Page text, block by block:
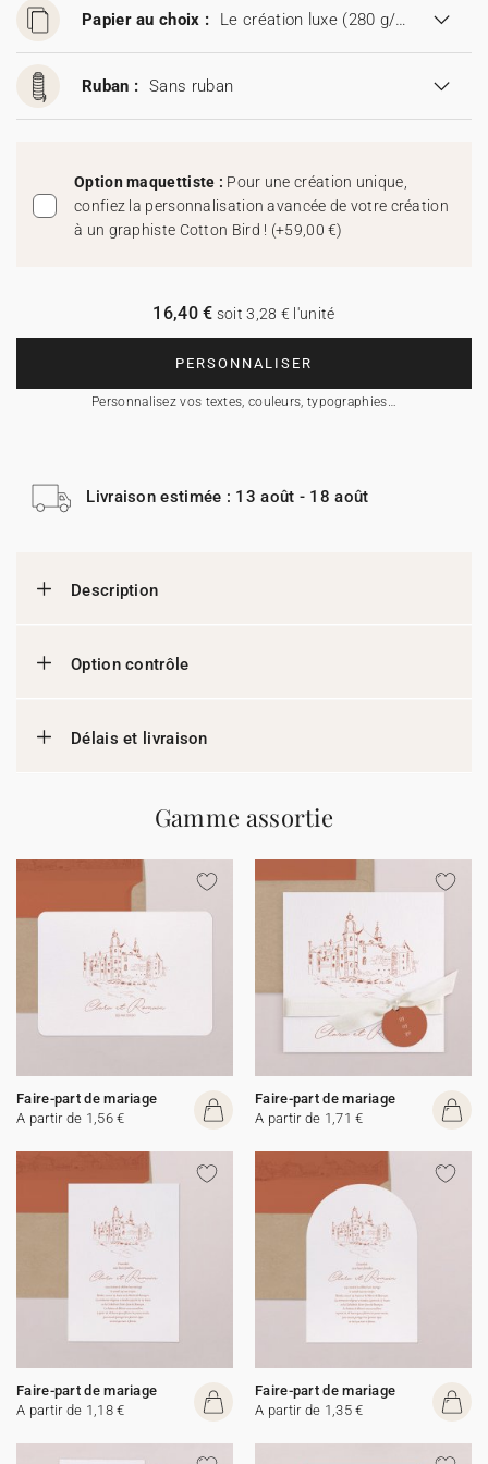
Papier au choix : Le création luxe (280 g/m²)
Ruban : Sans ruban
Option maquettiste : Pour une création unique,
confiez la personnalisation avancée de votre création
à un graphiste Cotton Bird ! (+59,00 €)
PERSONNALISER
Personnalisez vos textes, couleurs, typographies…
16,40 € soit 3,28 € l'unité
Livraison estimée : 13 août - 18 août
Description
Option contrôle
Délais et livraison
Gamme assortie
Faire-part de mariage
A partir de 1,56 €
Faire-part de mariage
A partir de 1,71 €
Faire-part de mariage
A partir de 1,18 €
Faire-part de mariage
A partir de 1,35 €